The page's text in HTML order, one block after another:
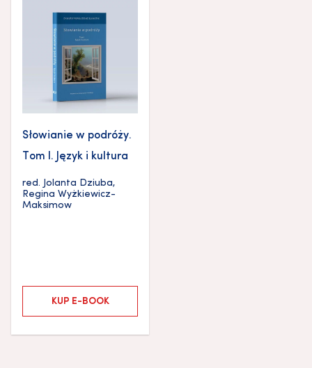
Słowianie w podróży.
Tom I. Język i kultura
red. Jolanta Dziuba,
Regina Wyżkiewicz-
Maksimow
KUP E-BOOK